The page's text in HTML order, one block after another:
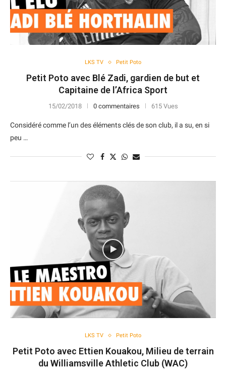
LKS TV Petit Poto
Petit Poto avec Blé Zadi, gardien de but et
Capitaine de l’Africa Sport
15/02/2018 0 commentaires 615 Vues
Considéré comme l’un des éléments clés de son club, il a su, en si
peu …
LKS TV Petit Poto
Petit Poto avec Ettien Kouakou, Milieu de terrain
du Williamsville Athletic Club (WAC)